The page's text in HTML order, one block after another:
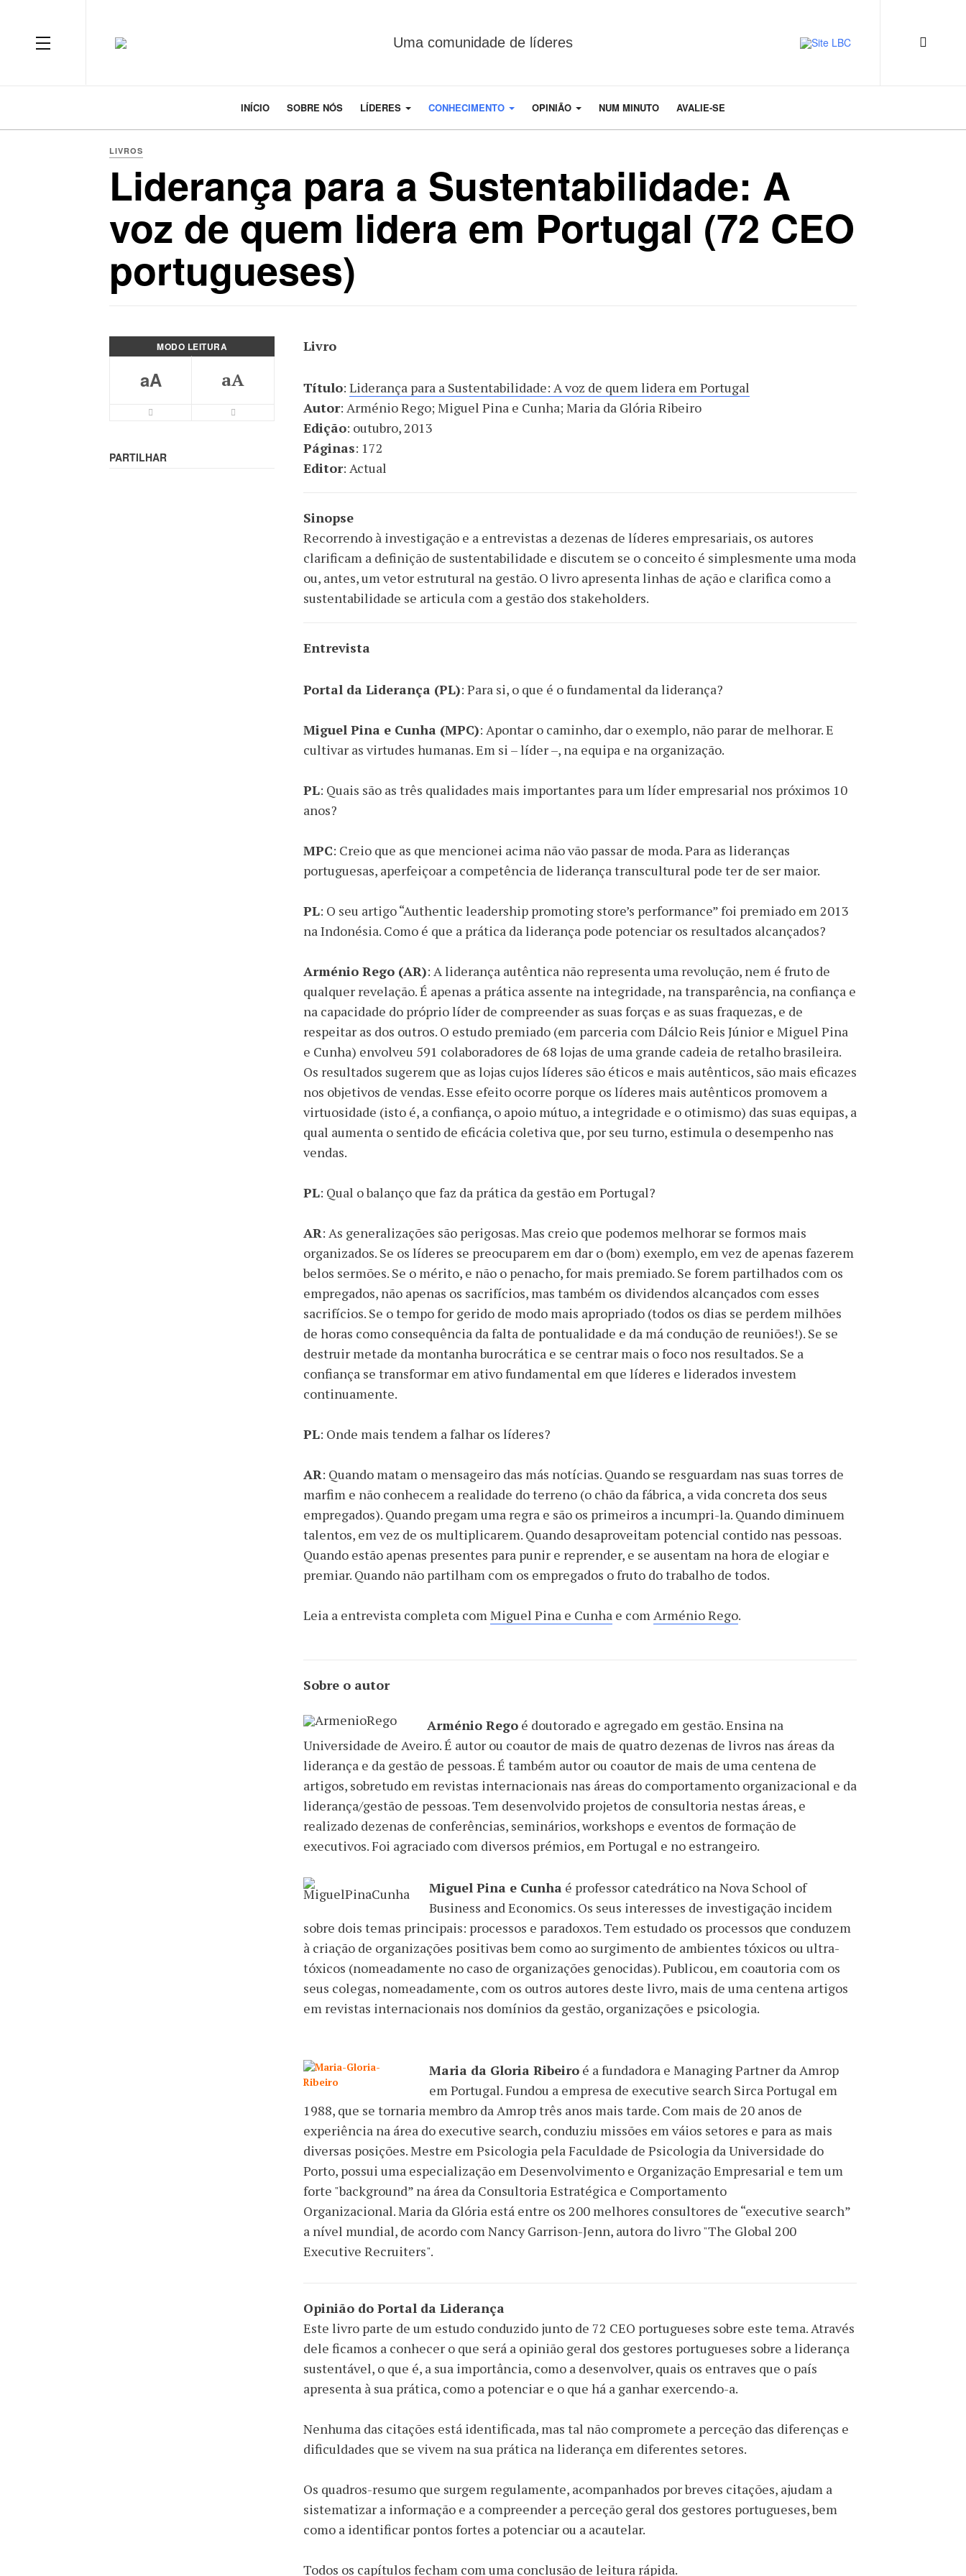
Uma comunidade de líderes
INÍCIO SOBRE NÓS LÍDERES CONHECIMENTO OPINIÃO NUM MINUTO AVALIE-SE
LIVROS
Liderança para a Sustentabilidade: A
voz de quem lidera em Portugal (72 CEO
portugueses)
MODO LEITURA
aA aA
PARTILHAR
Livro
Título: Liderança para a Sustentabilidade: A voz de quem lidera em Portugal
Autor: Arménio Rego; Miguel Pina e Cunha; Maria da Glória Ribeiro
Edição: outubro, 2013
Páginas: 172
Editor: Actual
Sinopse
Recorrendo à investigação e a entrevistas a dezenas de líderes empresariais, os autores
clarificam a definição de sustentabilidade e discutem se o conceito é simplesmente uma moda
ou, antes, um vetor estrutural na gestão. O livro apresenta linhas de ação e clarifica como a
sustentabilidade se articula com a gestão dos stakeholders.
Entrevista
Portal da Liderança (PL): Para si, o que é o fundamental da liderança?
Miguel Pina e Cunha (MPC): Apontar o caminho, dar o exemplo, não parar de melhorar. E
cultivar as virtudes humanas. Em si – líder –, na equipa e na organização.
PL: Quais são as três qualidades mais importantes para um líder empresarial nos próximos 10
anos?
MPC: Creio que as que mencionei acima não vão passar de moda. Para as lideranças
portuguesas, aperfeiçoar a competência de liderança transcultural pode ter de ser maior.
PL: O seu artigo “Authentic leadership promoting store’s performance” foi premiado em 2013
na Indonésia. Como é que a prática da liderança pode potenciar os resultados alcançados?
Arménio Rego (AR): A liderança autêntica não representa uma revolução, nem é fruto de
qualquer revelação. É apenas a prática assente na integridade, na transparência, na confiança e
na capacidade do próprio líder de compreender as suas forças e as suas fraquezas, e de
respeitar as dos outros. O estudo premiado (em parceria com Dálcio Reis Júnior e Miguel Pina
e Cunha) envolveu 591 colaboradores de 68 lojas de uma grande cadeia de retalho brasileira.
Os resultados sugerem que as lojas cujos líderes são éticos e mais autênticos, são mais eficazes
nos objetivos de vendas. Esse efeito ocorre porque os líderes mais autênticos promovem a
virtuosidade (isto é, a confiança, o apoio mútuo, a integridade e o otimismo) das suas equipas, a
qual aumenta o sentido de eficácia coletiva que, por seu turno, estimula o desempenho nas
vendas.
PL: Qual o balanço que faz da prática da gestão em Portugal?
AR: As generalizações são perigosas. Mas creio que podemos melhorar se formos mais
organizados. Se os líderes se preocuparem em dar o (bom) exemplo, em vez de apenas fazerem
belos sermões. Se o mérito, e não o penacho, for mais premiado. Se forem partilhados com os
empregados, não apenas os sacrifícios, mas também os dividendos alcançados com esses
sacrifícios. Se o tempo for gerido de modo mais apropriado (todos os dias se perdem milhões
de horas como consequência da falta de pontualidade e da má condução de reuniões!). Se se
destruir metade da montanha burocrática e se centrar mais o foco nos resultados. Se a
confiança se transformar em ativo fundamental em que líderes e liderados investem
continuamente.
PL: Onde mais tendem a falhar os líderes?
AR: Quando matam o mensageiro das más notícias. Quando se resguardam nas suas torres de
marfim e não conhecem a realidade do terreno (o chão da fábrica, a vida concreta dos seus
empregados). Quando pregam uma regra e são os primeiros a incumpri-la. Quando diminuem
talentos, em vez de os multiplicarem. Quando desaproveitam potencial contido nas pessoas.
Quando estão apenas presentes para punir e reprender, e se ausentam na hora de elogiar e
premiar. Quando não partilham com os empregados o fruto do trabalho de todos.
Leia a entrevista completa comMiguel Pina e Cunha e comArménio Rego.
Sobre o autor
Arménio Rego é doutorado e agregado em gestão. Ensina na
Universidade de Aveiro. É autor ou coautor de mais de quatro dezenas de livros nas áreas da
liderança e da gestão de pessoas. É também autor ou coautor de mais de uma centena de
artigos, sobretudo em revistas internacionais nas áreas do comportamento organizacional e da
liderança/gestão de pessoas. Tem desenvolvido projetos de consultoria nestas áreas, e
realizado dezenas de conferências, seminários, workshops e eventos de formação de
executivos. Foi agraciado com diversos prémios, em Portugal e no estrangeiro.
Miguel Pina e Cunha é professor catedrático na Nova School of
Business and Economics. Os seus interesses de investigação incidem
sobre dois temas principais: processos e paradoxos. Tem estudado os processos que conduzem
à criação de organizações positivas bem como ao surgimento de ambientes tóxicos ou ultra-
tóxicos (nomeadamente no caso de organizações genocidas). Publicou, em coautoria com os
seus colegas, nomeadamente, com os outros autores deste livro, mais de uma centena artigos
em revistas internacionais nos domínios da gestão, organizações e psicologia.
Maria da Gloria Ribeiro é a fundadora e Managing Partner da Amrop
em Portugal. Fundou a empresa de executive search Sirca Portugal em
1988, que se tornaria membro da Amrop três anos mais tarde. Com mais de 20 anos de
experiência na área do executive search, conduziu missões em váios setores e para as mais
diversas posições. Mestre em Psicologia pela Faculdade de Psicologia da Universidade do
Porto, possui uma especialização em Desenvolvimento e Organização Empresarial e tem um
forte "background” na área da Consultoria Estratégica e Comportamento
Organizacional. Maria da Glória está entre os 200 melhores consultores de “executive search”
a nível mundial, de acordo com Nancy Garrison-Jenn, autora do livro "The Global 200
Executive Recruiters".
Opinião do Portal da Liderança
Este livro parte de um estudo conduzido junto de 72 CEO portugueses sobre este tema. Através
dele ficamos a conhecer o que será a opinião geral dos gestores portugueses sobre a liderança
sustentável, o que é, a sua importância, como a desenvolver, quais os entraves que o país
apresenta à sua prática, como a potenciar e o que há a ganhar exercendo-a.
Nenhuma das citações está identificada, mas tal não compromete a perceção das diferenças e
dificuldades que se vivem na sua prática na liderança em diferentes setores.
Os quadros-resumo que surgem regulamente, acompanhados por breves citações, ajudam a
sistematizar a informação e a compreender a perceção geral dos gestores portugueses, bem
como a identificar pontos fortes a potenciar ou a acautelar.
Todos os capítulos fecham com uma conclusão de leitura rápida.